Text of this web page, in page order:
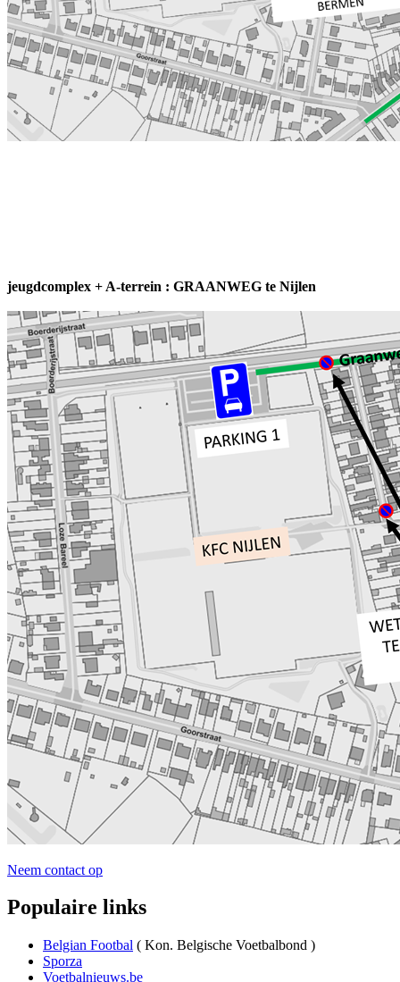
jeugdcomplex + A-terrein : GRAANWEG te Nijlen
Neem contact op
Populaire links
Belgian Footbal ( Kon. Belgische Voetbalbond )
Sporza
Voetbalnieuws.be